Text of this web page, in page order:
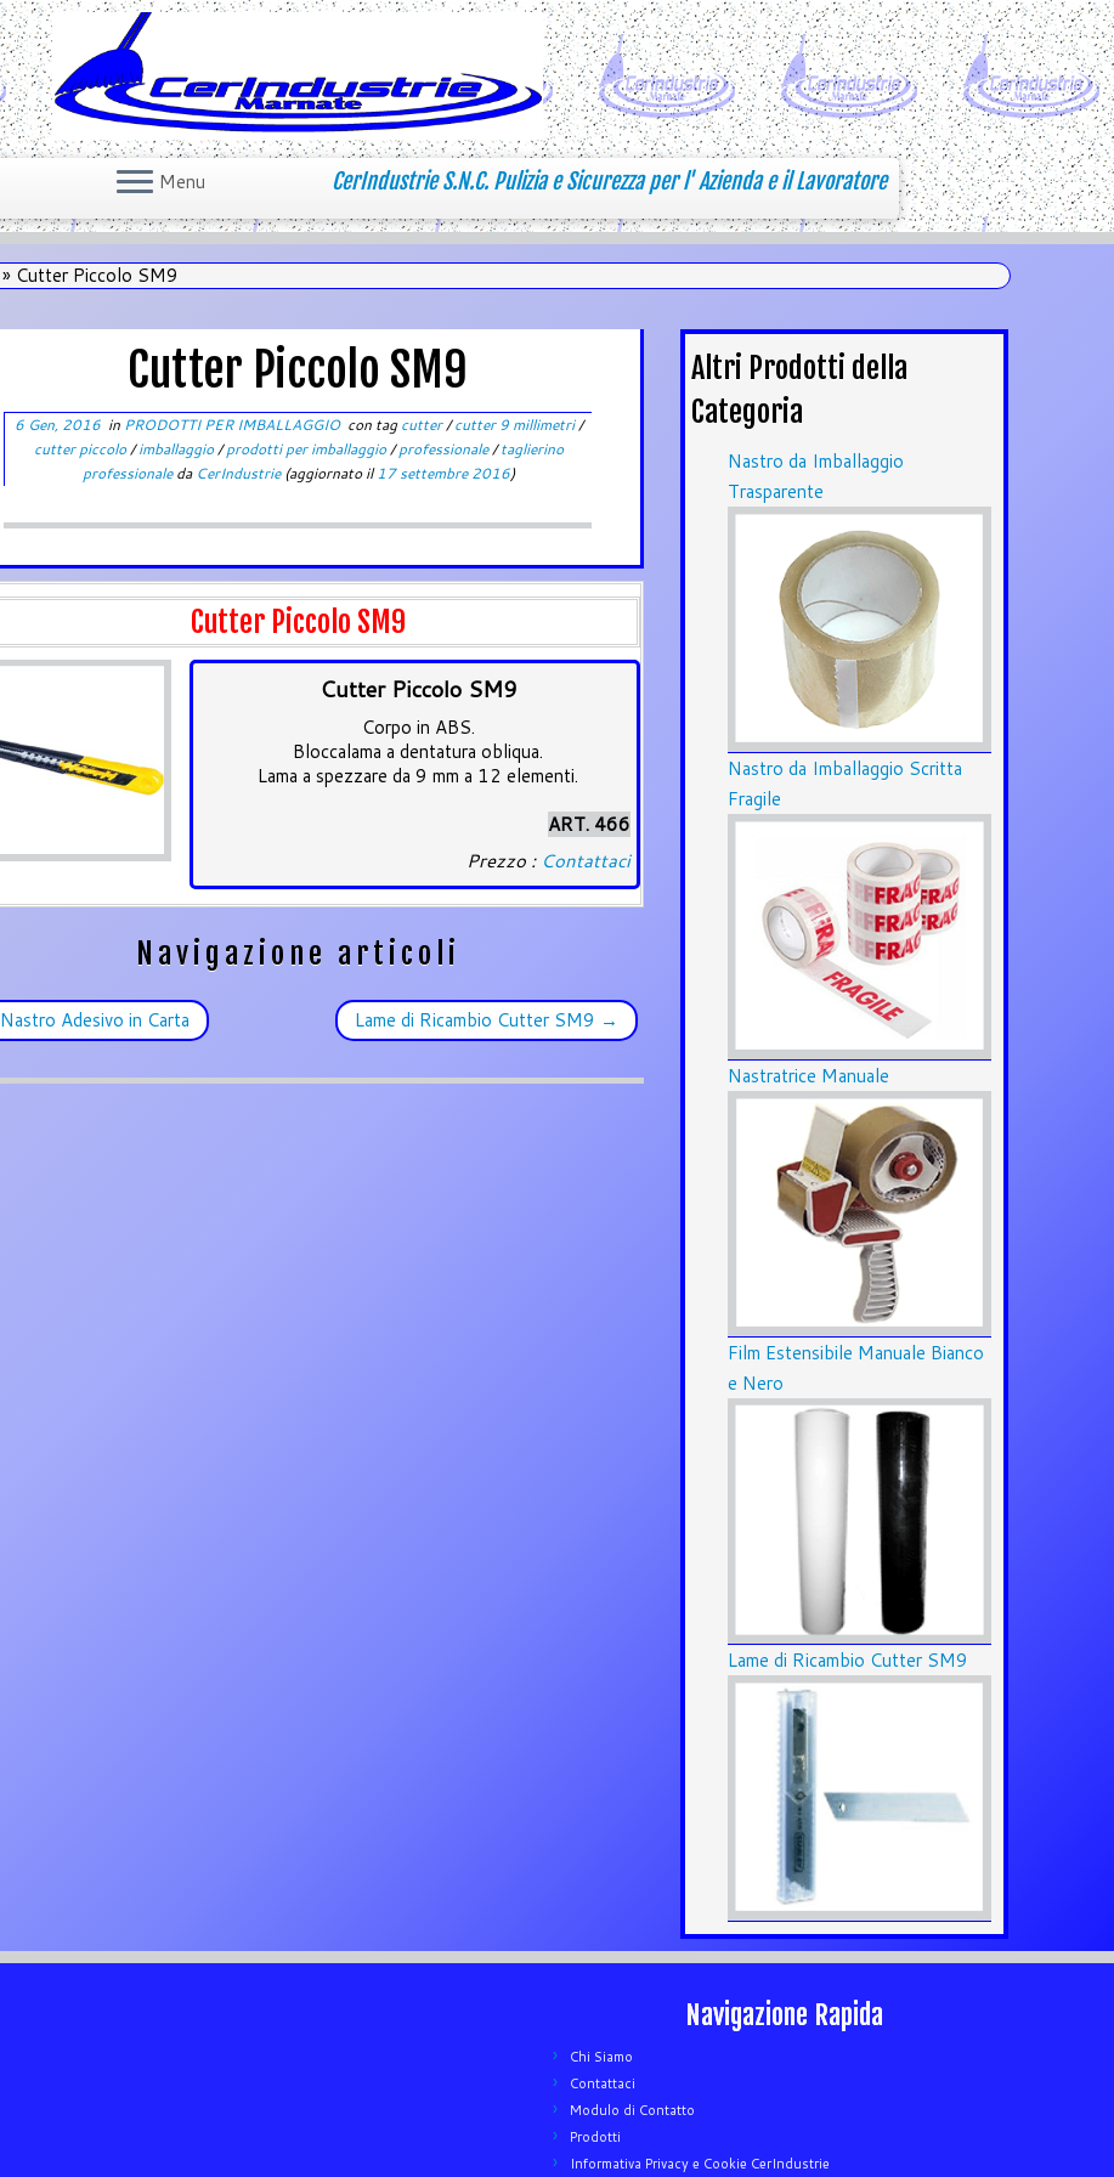
CerIndustrie S.N.C. Pulizia e Sicurezza per l' Azienda e il Lavoratore
Menu
» Cutter Piccolo SM9
Cutter Piccolo SM9
6 Gen, 2016in PRODOTTI PER IMBALLAGGIO con tagcutter/cutter 9 millimetri/
cutter piccolo/imballaggio/prodotti per imballaggio/professionale/taglierino
professionaleda CerIndustrie(aggiornato il17 settembre 2016)
Cutter Piccolo SM9
Cutter Piccolo SM9
Corpo in ABS.
Bloccalama a dentatura obliqua.
Lama a spezzare da 9 mm a 12 elementi.
ART. 466
Prezzo : Contattaci
Navigazione articoli
Lame di Ricambio Cutter SM9 →
Nastro Adesivo in Carta
Altri Prodotti della
Categoria
Nastro da Imballaggio
Trasparente
Nastro da Imballaggio Scritta
Fragile
Nastratrice Manuale
Film Estensibile Manuale Bianco
e Nero
Lame di Ricambio Cutter SM9
Navigazione Rapida
Chi Siamo
Contattaci
Modulo di Contatto
Prodotti
Informativa Privacy e Cookie CerIndustrie